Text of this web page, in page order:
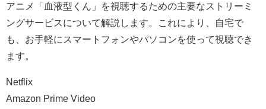
アニメ「血液型くん」を視聴するための主要なストリーミ
ングサービスについて解説します。これにより、自宅で
も、お手軽にスマートフォンやパソコンを使って視聴でき
ます。
Netflix
Amazon Prime Video